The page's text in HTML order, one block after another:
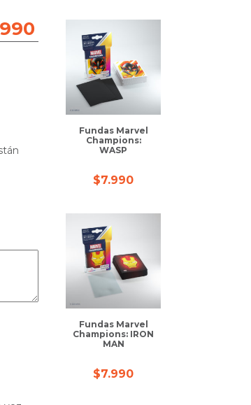
Fundas Marvel
Champions:
WASP
$7.990
Fundas Marvel
Champions: IRON
MAN
$7.990